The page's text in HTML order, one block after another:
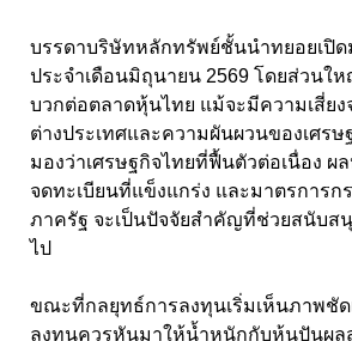
บรรดาบริษัทหลักทรัพย์ชั้นนำทยอยเปิ
ประจำเดือนมิถุนายน 2569 โดยส่วนใ
บวกต่อตลาดหุ้นไทย แม้จะมีความเสี่ย
ต่างประเทศและความผันผวนของเศร
มองว่าเศรษฐกิจไทยที่ฟื้นตัวต่อเนื่อง ผ
จดทะเบียนที่แข็งแกร่ง และมาตรการก
ภาครัฐ จะเป็นปัจจัยสำคัญที่ช่วยสนับส
ไป
ขณะที่กลยุทธ์การลงทุนเริ่มเห็นภาพชั
ลงทุนควรหันมาให้น้ำหนักกับหุ้นปันผล